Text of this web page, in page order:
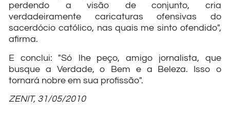
perdendo a visão de conjunto, cria
verdadeiramente caricaturas ofensivas do
sacerdócio católico, nas quais me sinto ofendido",
afirma.
E conclui: "Só lhe peço, amigo jornalista, que
busque a Verdade, o Bem e a Beleza. Isso o
tornará nobre em sua profissão".
ZENIT, 31/05/2010